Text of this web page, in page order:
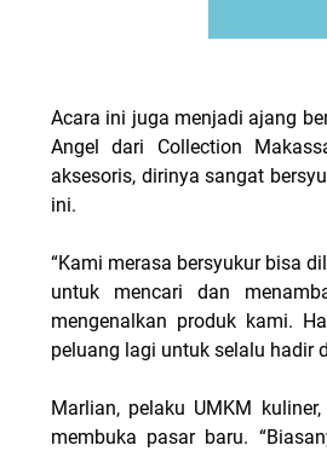
Acara ini juga menjadi ajang
Angel dari Collection
aksesoris, dirinya sangat
ini.
“Kami merasa bersyukur bisa
untuk mencari dan
mengenalkan produk kami.
peluang lagi untuk selalu hadir
Marlian, pelaku UMKM
membuka pasar baru.